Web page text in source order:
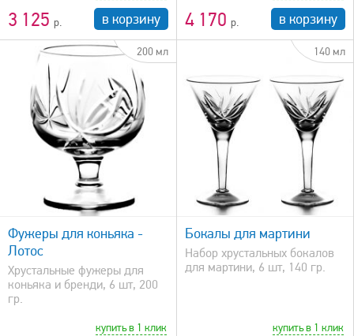
3 125 в корзину 4 170 в корзину
200 мл
Фужеры для коньяка -
Лотос
Хрустальные фужеры для
коньяка и бренди, 6 шт, 200
гр.
купить в 1 клик
140 мл
быстрый просмотр
Бокалы для мартини
Набор хрустальных бокалов
для мартини, 6 шт, 140 гр.
купить в 1 клик